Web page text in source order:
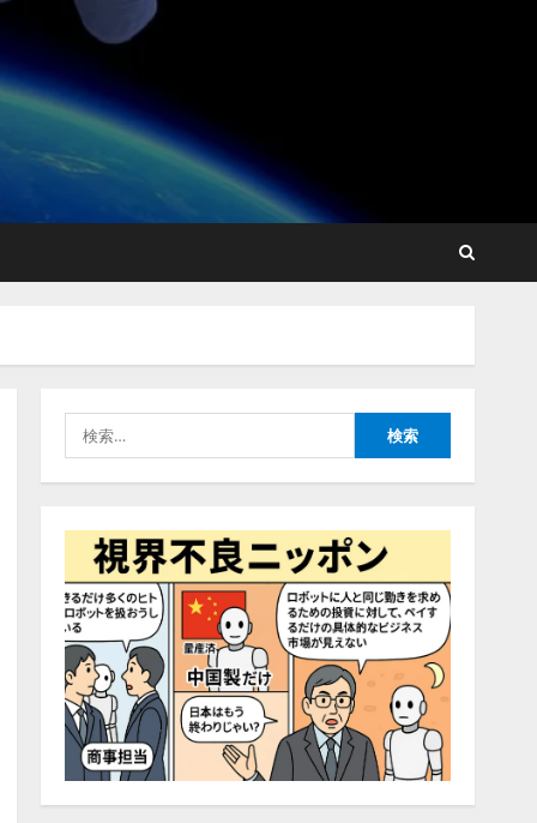
索:
【開催報告】次世代AIプラ
ットフォーム「TAIZA」お
よび新サービスに関する記
者発表会を開催
きる機能を拡充
4
【2026年企業のAI導入・活
用に関する調査】AIを組織
は26.8％。AI導入企業の
68.0％が、自社でのAI導
入・活用は「上手くいって
いる」と回答
2026/08/07/13:53:50
5
ナレッジワーク、AIエンジ
ニア油井 誠（@myui）が入
社。「セールスAIエージェ
ントOS」「営業領域の業界
特化LLM」の開発とAI研究
開発をリード
2026/08/07/10:54:31
【ドローン
AI】ドローン
操縦をAIがアドバイス「AI